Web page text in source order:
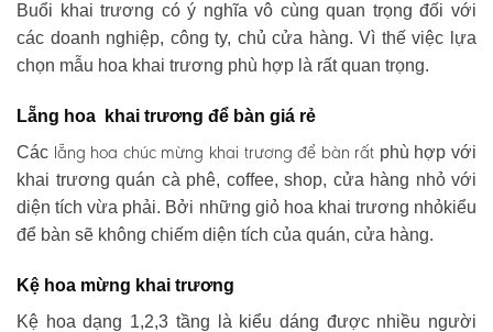
Buổi khai trương có ý nghĩa vô cùng quan trọng đối với
các doanh nghiệp, công ty, chủ cửa hàng. Vì thế việc lựa
chọn mẫu hoa khai trương phù hợp là rất quan trọng.
Lẵng hoa khai trương để bàn giá rẻ
Các lẵng hoa chúc mừng khai trương để bàn rất phù hợp với
khai trương quán cà phê, coffee, shop, cửa hàng nhỏ với
diện tích vừa phải. Bởi những giỏ hoa khai trương nhỏkiểu
để bàn sẽ không chiếm diện tích của quán, cửa hàng.
Kệ hoa mừng khai trương
Kệ hoa dạng 1,2,3 tầng là kiểu dáng được nhiều người